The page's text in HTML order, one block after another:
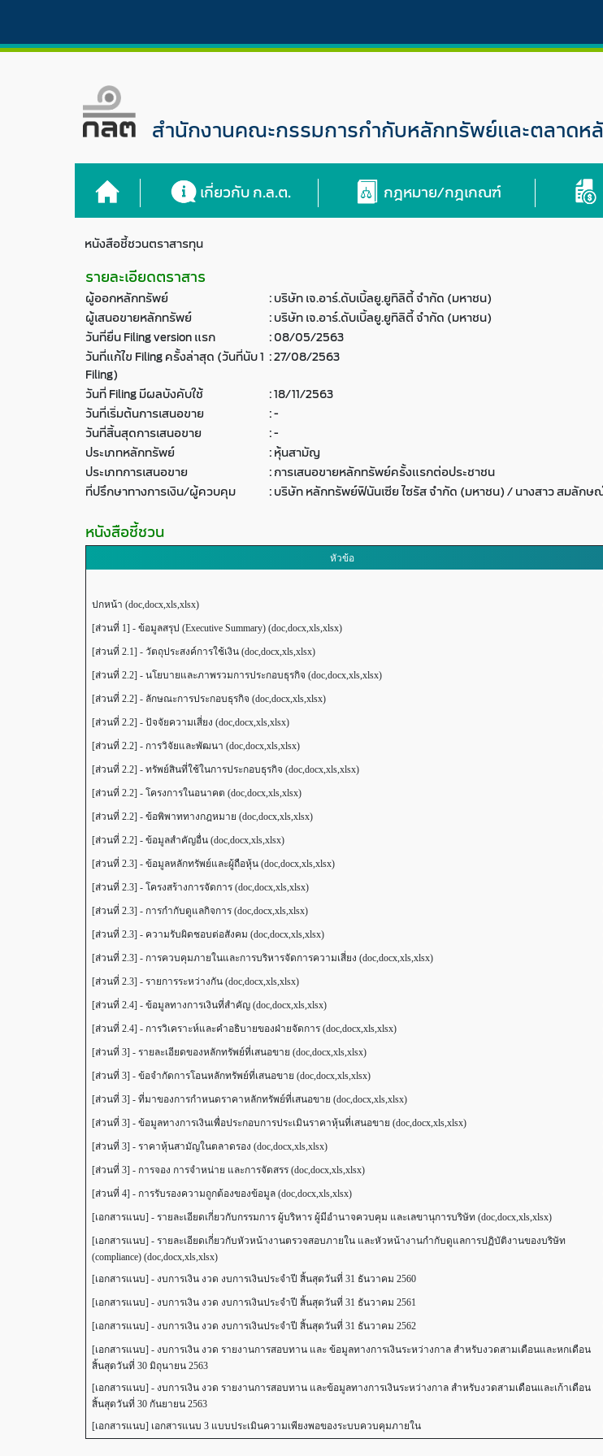
สำนักงานคณะกรรมการกำกับหลักทรัพย์และตลาดห
เกี่ยวกับ ก.ล.ต. กฎหมาย/กฎเกณฑ์
หนังสือชี้ชวนตราสารทุน
รายละเอียดตราสาร
ผู้ออกหลักทรัพย์ :บริษัท เจ.อาร์.ดับเบิ้ลยู.ยูทิลิตี้ จำกัด (มหาชน)
ผู้เสนอขายหลักทรัพย์
:บริษัท เจ.อาร์.ดับเบิ้ลยู.ยูทิลิตี้ จำกัด (มหาชน)
วันที่ยื่น Filing version แรก
:08/05/2563
วันที่แก้ไข Filing ครั้งล่าสุด (วันที่นับ 1
Filing)
:27/08/2563
วันที่ Filing มีผลบังคับใช้
:18/11/2563
วันที่เริ่มต้นการเสนอขาย
:-
วันที่สิ้นสุดการเสนอขาย
:-
ประเภทหลักทรัพย์
:หุ้นสามัญ
ประเภทการเสนอขาย
:การเสนอขายหลักทรัพย์ครั้งแรกต่อประชาชน
ที่ปรึกษาทางการเงิน/ผู้ควบคุม
:บริษัท หลักทรัพย์ฟินันเซีย ไซรัส จำกัด (มหาชน) / นางสาว สมลักษ
หนังสือชี้ชวน
หัวข้อ
ปกหน้า (doc,docx,xls,xlsx)
[ส่วนที่ 1] - ข้อมูลสรุป (Executive Summary) (doc,docx,xls,xlsx)
[ส่วนที่ 2.1] - วัตถุประสงค์การใช้เงิน (doc,docx,xls,xlsx)
[ส่วนที่ 2.2] - นโยบายและภาพรวมการประกอบธุรกิจ (doc,docx,xls,xlsx)
[ส่วนที่ 2.2] - ลักษณะการประกอบธุรกิจ (doc,docx,xls,xlsx)
[ส่วนที่ 2.2] - ปัจจัยความเสี่ยง (doc,docx,xls,xlsx)
[ส่วนที่ 2.2] - การวิจัยและพัฒนา (doc,docx,xls,xlsx)
[ส่วนที่ 2.2] - ทรัพย์สินที่ใช้ในการประกอบธุรกิจ (doc,docx,xls,xlsx)
[ส่วนที่ 2.2] - โครงการในอนาคต (doc,docx,xls,xlsx)
[ส่วนที่ 2.2] - ข้อพิพาททางกฎหมาย (doc,docx,xls,xlsx)
[ส่วนที่ 2.2] - ข้อมูลสำคัญอื่น (doc,docx,xls,xlsx)
[ส่วนที่ 2.3] - ข้อมูลหลักทรัพย์และผู้ถือหุ้น (doc,docx,xls,xlsx)
[ส่วนที่ 2.3] - โครงสร้างการจัดการ (doc,docx,xls,xlsx)
[ส่วนที่ 2.3] - การกำกับดูแลกิจการ (doc,docx,xls,xlsx)
[ส่วนที่ 2.3] - ความรับผิดชอบต่อสังคม (doc,docx,xls,xlsx)
[ส่วนที่ 2.3] - การควบคุมภายในและการบริหารจัดการความเสี่ยง (doc,docx,xls,xlsx)
[ส่วนที่ 2.3] - รายการระหว่างกัน (doc,docx,xls,xlsx)
[ส่วนที่ 2.4] - ข้อมูลทางการเงินที่สำคัญ (doc,docx,xls,xlsx)
[ส่วนที่ 2.4] - การวิเคราะห์และคำอธิบายของฝ่ายจัดการ (doc,docx,xls,xlsx)
[ส่วนที่ 3] - รายละเอียดของหลักทรัพย์ที่เสนอขาย (doc,docx,xls,xlsx)
[ส่วนที่ 3] - ข้อจำกัดการโอนหลักทรัพย์ที่เสนอขาย (doc,docx,xls,xlsx)
[ส่วนที่ 3] - ที่มาของการกำหนดราคาหลักทรัพย์ที่เสนอขาย (doc,docx,xls,xlsx)
[ส่วนที่ 3] - ข้อมูลทางการเงินเพื่อประกอบการประเมินราคาหุ้นที่เสนอขาย (doc,docx,xls,xlsx)
[ส่วนที่ 3] - ราคาหุ้นสามัญในตลาดรอง (doc,docx,xls,xlsx)
[ส่วนที่ 3] - การจอง การจำหน่าย และการจัดสรร (doc,docx,xls,xlsx)
[ส่วนที่ 4] - การรับรองความถูกต้องของข้อมูล (doc,docx,xls,xlsx)
[เอกสารแนบ] - รายละเอียดเกี่ยวกับกรรมการ ผู้บริหาร ผู้มีอำนาจควบคุม และเลขานุการบริษัท (doc,docx,xls,xlsx)
[เอกสารแนบ] - รายละเอียดเกี่ยวกับหัวหน้างานตรวจสอบภายใน และหัวหน้างานกำกับดูแลการปฏิบัติงานของบริษัท
(compliance) (doc,docx,xls,xlsx)
[เอกสารแนบ] - งบการเงิน งวด งบการเงินประจำปี สิ้นสุดวันที่ 31 ธันวาคม 2560
[เอกสารแนบ] - งบการเงิน งวด งบการเงินประจำปี สิ้นสุดวันที่ 31 ธันวาคม 2561
[เอกสารแนบ] - งบการเงิน งวด งบการเงินประจำปี สิ้นสุดวันที่ 31 ธันวาคม 2562
[เอกสารแนบ] - งบการเงิน งวด รายงานการสอบทาน และ ข้อมูลทางการเงินระหว่างกาล สำหรับงวดสามเดือนและหกเดือน
สิ้นสุดวันที่ 30 มิถุนายน 2563
[เอกสารแนบ] - งบการเงิน งวด รายงานการสอบทาน และข้อมูลทางการเงินระหว่างกาล สำหรับงวดสามเดือนและเก้าเดือน
สิ้นสุดวันที่ 30 กันยายน 2563
[เอกสารแนบ] เอกสารแนบ 3 แบบประเมินความเพียงพอของระบบควบคุมภายใน